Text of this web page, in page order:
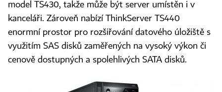
model TS430, takže může být server umístěn i v
kanceláři. Zároveň nabízí ThinkServer TS440
enormní prostor pro rozšiřování datového úložiště s
využitím SAS disků zaměřených na vysoký výkon či
cenově dostupných a spolehlivých SATA disků.